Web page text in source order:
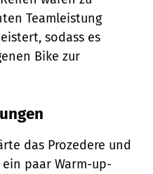
Teamleistung
sodass es
Bike zur
das Prozedere und
paar Warm-up-